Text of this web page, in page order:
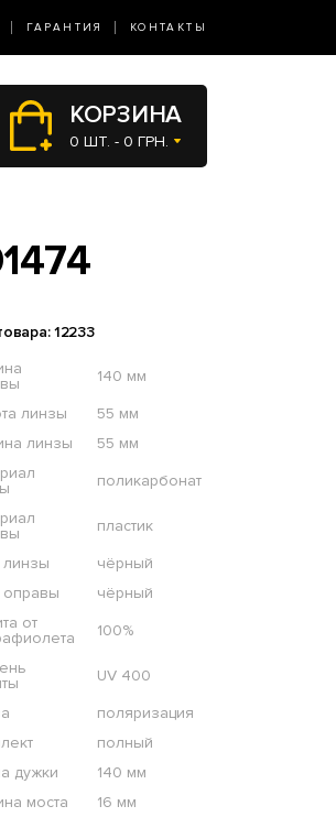
ГАРАНТИЯ КОНТАКТЫ
КОРЗИНА
0 ШТ. - 0 ГРН.
12233
140 мм
линзы
55 мм
линзы
55 мм
поликарбонат
пластик
линзы
чёрный
оправы
чёрный
от
100%
UV 400
поляризация
полный
дужки
140 мм
моста
16 мм